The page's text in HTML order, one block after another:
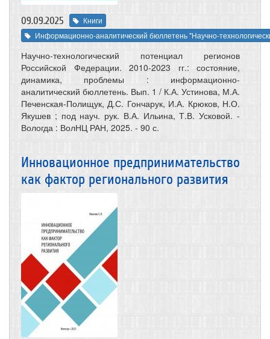
09.09.2025
Книги
Информационно-аналитический бюллетень "Научно-
Научно-технологический потенциал регионов
Российской Федерации. 2010-2023 гг.: состояние,
динамика, проблемы : информационно-
аналитический бюллетень. Вып. 1 / К.А. Устинова, М.А.
Печенская-Полищук, Д.С. Гончарук, И.А. Крюков, Н.О.
Якушев ; под науч. рук. В.А. Ильина, Т.В. Усковой. -
Вологда : ВолНЦ РАН, 2025. - 90 с.
Инновационное предпринимательство
как фактор регионального развития